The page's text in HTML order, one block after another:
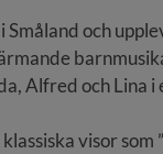
och
Alfred och Lina
visor som